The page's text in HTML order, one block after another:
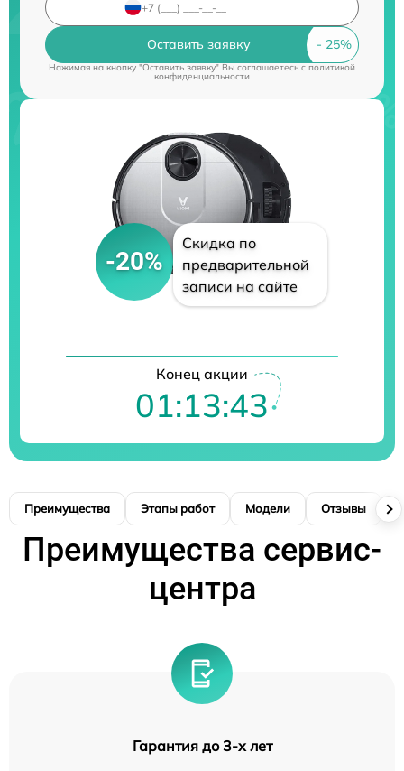
Оставить заявку
Нажимая на кнопку "Оставить заявку" Вы соглашаетесь cполитикой
конфиденциальности
-20%
Скидка по
предварительной
записи на сайте
Конец акции
01:13:42
Преимущества Этапы работ Модели Отзывы
Преимущества сервис-
центра
Гарантия до 3-х лет